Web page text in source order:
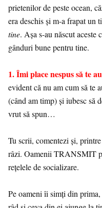
prietenilor de peste ocean,
era deschis și m-a frapat un
tine. Așa s-au născut aceste
gânduri bune pentru tine.
1. Îmi place nespus să te
evident că nu am cum să te
(când am timp) și iubesc să
vrut să spun…
Tu scrii, comentezi și,
râzi. Oamenii TRANSMIT
rețelele de socializare.
Pe oameni îi simți din